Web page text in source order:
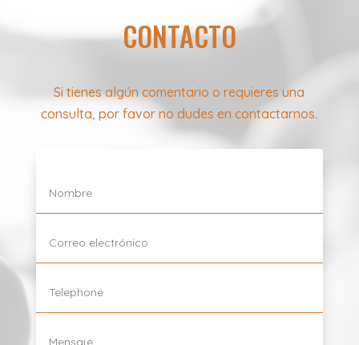
CONTACTO
Si tienes algún comentario o requieres una
consulta, por favor no dudes en contactarnos.